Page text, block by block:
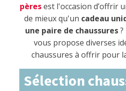
pèresest l'occasion d’offrir
de mieux qu'un cadeau
une paire de chaussures
vous propose diverses
chaussures à offrir pour
Sélection